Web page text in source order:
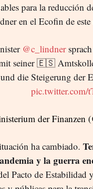
para la reducción
en el Ecofin de este
@c_lindner
seiner 🇪🇸
die Steigerung der
pic.twitter.com/
der Finanzen
ha cambiado.
y la guerra
Pacto de Estabilidad